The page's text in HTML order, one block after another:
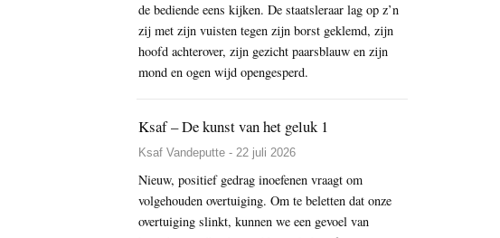
de bediende eens kijken. De staatsleraar lag op z’n
zij met zijn vuisten tegen zijn borst geklemd, zijn
hoofd achterover, zijn gezicht paarsblauw en zijn
mond en ogen wijd opengesperd.
Ksaf – De kunst van het geluk 1
Ksaf Vandeputte - 22 juli 2026
Nieuw, positief gedrag inoefenen vraagt om
volgehouden overtuiging. Om te beletten dat onze
overtuiging slinkt, kunnen we een gevoel van